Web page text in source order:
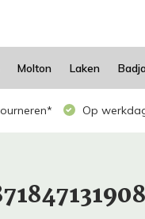
Molton Laken
Op